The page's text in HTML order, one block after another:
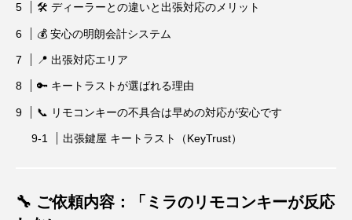
🛠 ディーラーとの違いと出張対応のメリット
💰 安心の明朗会計システム
📍 出張対応エリア
🔑 キートラストが選ばれる理由
📞 リモコンキーの不具合は早めの対応が安心です
出張鍵屋 キートラスト（KeyTrust）
🔧 ご依頼内容：「ミラのリモコンキーが反応